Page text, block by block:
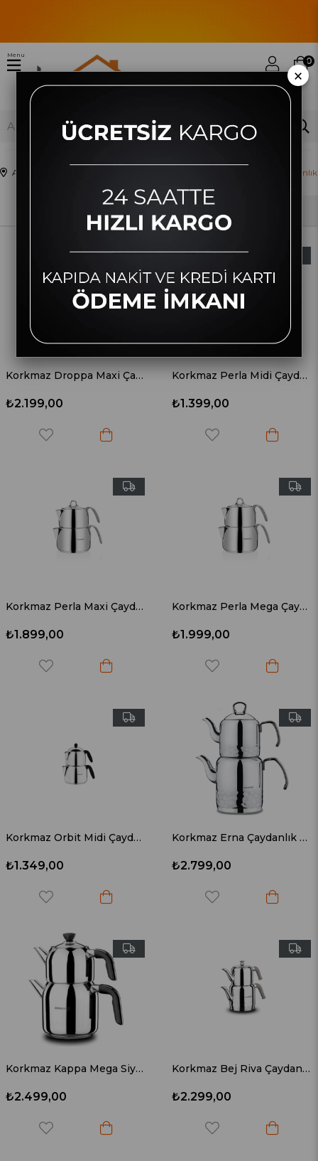
0
Menu
Anasayfa Çaydanlık
Korkmaz Droppa Maxi Çaydanlık Takımı A057
₺2.199,00
Korkmaz Perla Midi Çaydanlık Takımı A027
₺1.399,00
Korkmaz Perla Maxi Çaydanlık Takımı A028
₺1.899,00
Korkmaz Perla Mega Çaydanlık Takımı A029
₺1.999,00
Korkmaz Orbit Midi Çaydanlık Takımı A037
₺1.349,00
Korkmaz Erna Çaydanlık Takımı Inox A227-01
₺2.799,00
Korkmaz Kappa Mega Siyah Çaydanlık Takımı A079-01
₺2.499,00
Korkmaz Bej Riva Çaydanlık Takımı A189-02
₺2.299,00
×